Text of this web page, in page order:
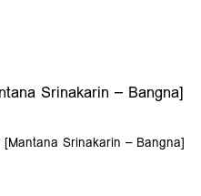
Srinakarin – Bangna]
Srinakarin – Bangna]